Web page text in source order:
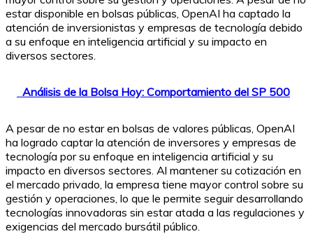
estar disponible en bolsas públicas, OpenAI ha captado la
atención de inversionistas y empresas de tecnología debido
a su enfoque en inteligencia artificial y su impacto en
diversos sectores.
Análisis de la Bolsa Hoy: Comportamiento del SP 500
A pesar de no estar en bolsas de valores públicas, OpenAI
ha logrado captar la atención de inversores y empresas de
tecnología por su enfoque en inteligencia artificial y su
impacto en diversos sectores. Al mantener su cotización en
el mercado privado, la empresa tiene mayor control sobre su
gestión y operaciones, lo que le permite seguir desarrollando
tecnologías innovadoras sin estar atada a las regulaciones y
exigencias del mercado bursátil público.